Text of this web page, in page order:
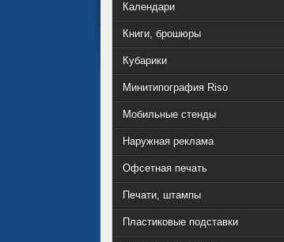
Календари
Книги, брошюры
Кубарики
Минитипография Riso
Мобильные стенды
Наружная реклама
Офсетная печать
Печати, штампы
Пластиковые подставки